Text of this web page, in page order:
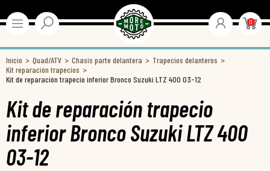
0
Inicio Quad/ATV Chasis parte delantera
Trapecios delanteros
Kit reparación trapecios
Kit de reparación trapecio inferior Bronco Suzuki LTZ 400 03-12
Kit de reparación trapecio
inferior Bronco Suzuki LTZ 400
03-12